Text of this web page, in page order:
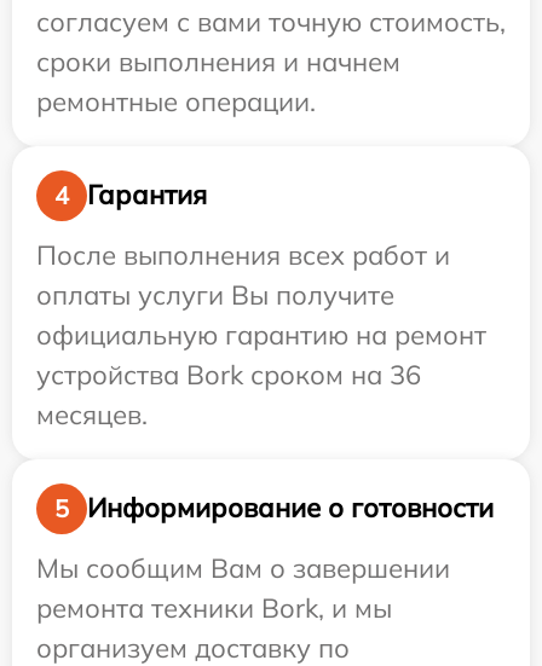
согласуем с вами точную стоимость,
сроки выполнения и начнем
ремонтные операции.
4
Гарантия
После выполнения всех работ и
оплаты услуги Вы получите
официальную гарантию на ремонт
устройства Bork сроком на 36
месяцев.
5
Информирование о готовности
Мы сообщим Вам о завершении
ремонта техники Bork, и мы
организуем доставку по